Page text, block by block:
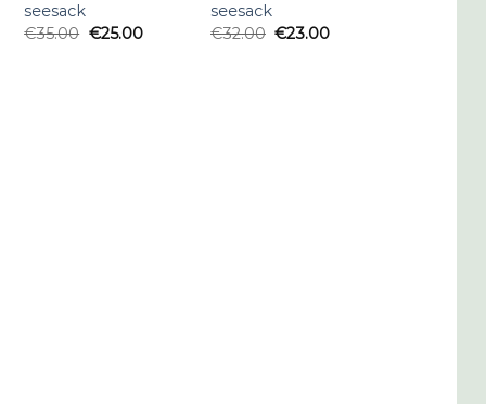
seesack
€35.00 €25.00
seesack
€32.00 €23.00